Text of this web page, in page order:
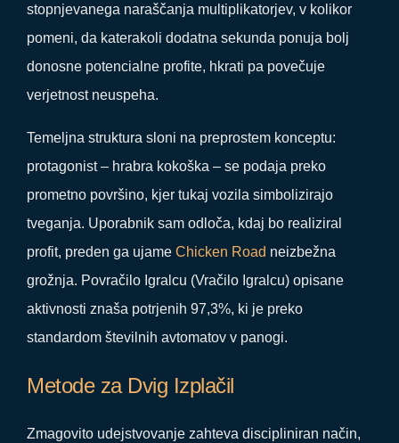
stopnjevanega naraščanja multiplikatorjev, v kolikor
pomeni, da katerakoli dodatna sekunda ponuja bolj
donosne potencialne profite, hkrati pa povečuje
verjetnost neuspeha.
Temeljna struktura sloni na preprostem konceptu:
protagonist – hrabra kokoška – se podaja preko
prometno površino, kjer tukaj vozila simbolizirajo
tveganja. Uporabnik sam odloča, kdaj bo realiziral
profit, preden ga ujame Chicken Road neizbežna
grožnja. Povračilo Igralcu (Vračilo Igralcu) opisane
aktivnosti znaša potrjenih 97,3%, ki je preko
standardom številnih avtomatov v panogi.
Metode za Dvig Izplačil
Zmagovito udejstvovanje zahteva discipliniran način,